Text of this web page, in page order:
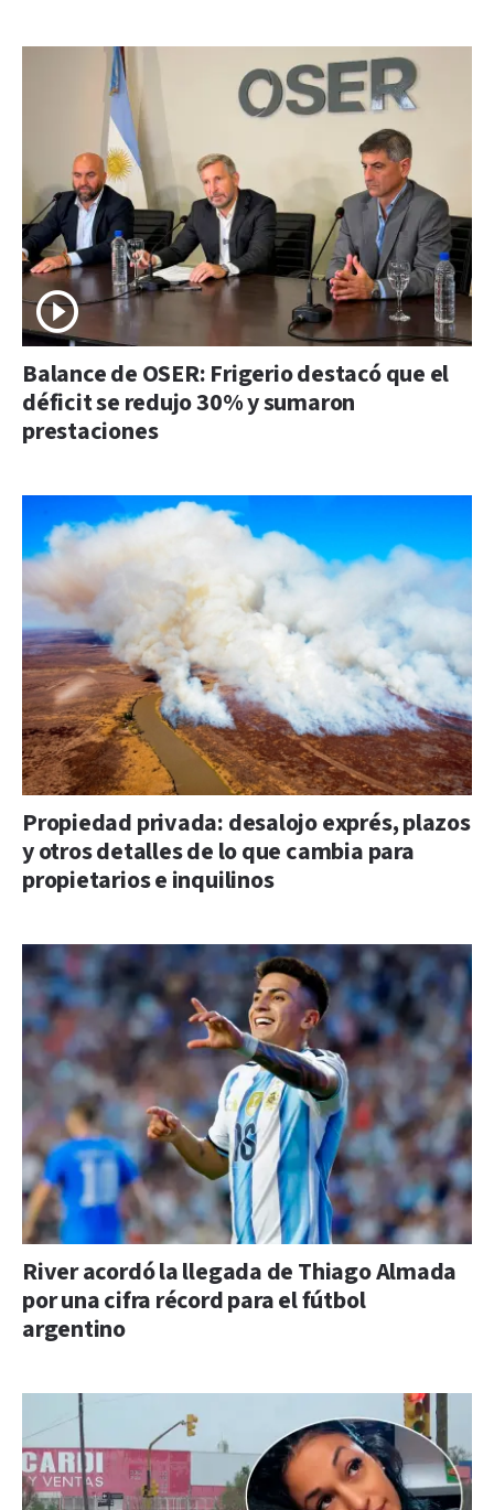
Balance de OSER: Frigerio destacó que el
déficit se redujo 30% y sumaron
prestaciones
Propiedad privada: desalojo exprés, plazos
y otros detalles de lo que cambia para
propietarios e inquilinos
River acordó la llegada de Thiago Almada
por una cifra récord para el fútbol
argentino